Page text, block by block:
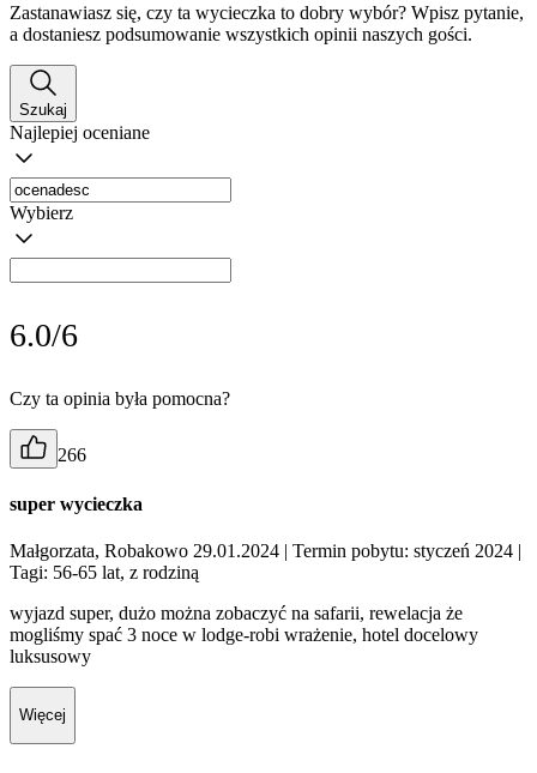
Zastanawiasz się, czy ta wycieczka to dobry wybór? Wpisz pytanie,
a dostaniesz podsumowanie wszystkich opinii naszych gości.
Szukaj
Najlepiej oceniane
Wybierz
6.0/6
Czy ta opinia była pomocna?
266
super wycieczka
Małgorzata, Robakowo 29.01.2024 | Termin pobytu: styczeń 2024 |
Tagi: 56-65 lat, z rodziną
wyjazd super, dużo można zobaczyć na safarii, rewelacja że
mogliśmy spać 3 noce w lodge-robi wrażenie, hotel docelowy
luksusowy
Więcej